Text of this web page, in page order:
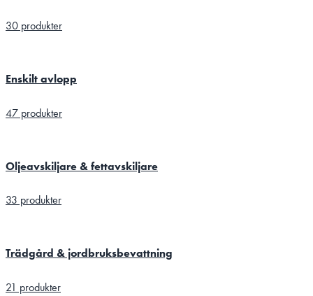
30 produkter
Enskilt avlopp
47 produkter
Oljeavskiljare & fettavskiljare
33 produkter
Trädgård & jordbruksbevattning
21 produkter